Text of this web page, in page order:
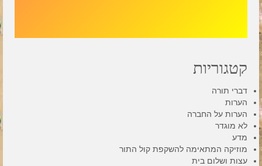
קטגוריות
דברי תורה
הערות
הערות על החברה
לא מוגדר
מדע
מוזיקה המתאימה להשקפת קול התור
עצות ושלום בית